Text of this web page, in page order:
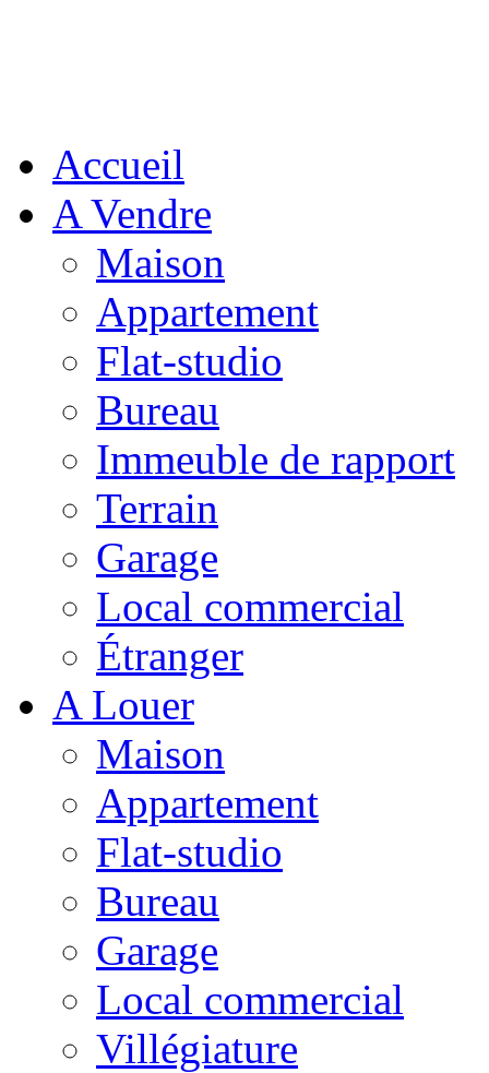
Accueil
A Vendre
Maison
Appartement
Flat-studio
Bureau
Immeuble de rapport
Terrain
Garage
Local commercial
Étranger
A Louer
Maison
Appartement
Flat-studio
Bureau
Garage
Local commercial
Villégiature